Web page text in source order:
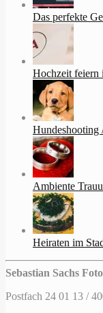
Das perfekte
Hochzeit feiern
Hundeshooting
Ambiente
Heiraten im
Sebastian Sachs
Postfach 24 01 13 /